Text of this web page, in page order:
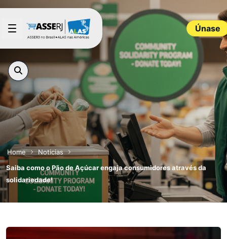
Saltar al contenido principal
Únase
Home
Noticias
Saiba como o Pão de Açúcar engaja consumidores através da
solidariedade!